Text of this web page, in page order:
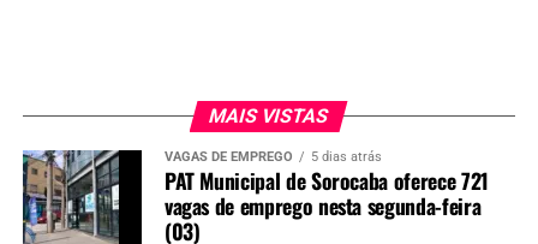
MAIS VISTAS
VAGAS DE EMPREGO 5 dias atrás
PAT Municipal de Sorocaba oferece 721
vagas de emprego nesta segunda-feira
(03)